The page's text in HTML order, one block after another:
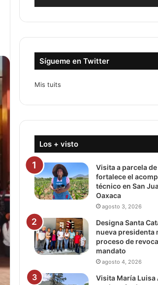
Sígueme en Twitter
Mis tuits
Los + visto
Visita a parcela
fortalece el
técnico en San
Oaxaca
agosto 3, 2026
Designa Santa
nueva presidenta
proceso de
mandato
agosto 4, 2026
Visita María Luisa